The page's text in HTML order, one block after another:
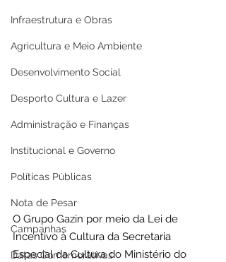
Infraestrutura e Obras
Agricultura e Meio Ambiente
Desenvolvimento Social
Desporto Cultura e Lazer
Administração e Finanças
Institucional e Governo
Políticas Públicas
Nota de Pesar
Campanhas
Datas Comemorativas
O Grupo Gazin por meio da Lei de
Incentivo à Cultura da Secretaria
Especial da Cultura do Ministério do